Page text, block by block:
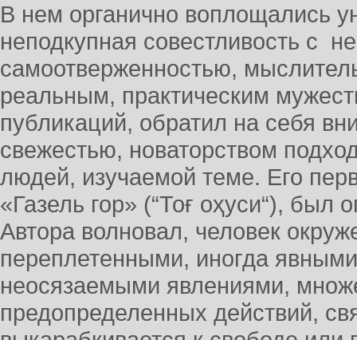
В нем органично воплощались
неподкупная совестливость с
самоотверженностью,
реальным, практическим
публикаций, обратил на себя
свежестью, новаторством
людей, изучаемой теме. Его
«Газель гор» (“Тоғ оҳуси“), был
Автора волновал, человек
переплетенными, иногда
неосязаемыми явлениями,
предопределенных действий,